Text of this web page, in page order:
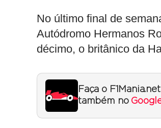
No último final de
Autódromo Hermanos
décimo, o britânico da
Faça o
também no